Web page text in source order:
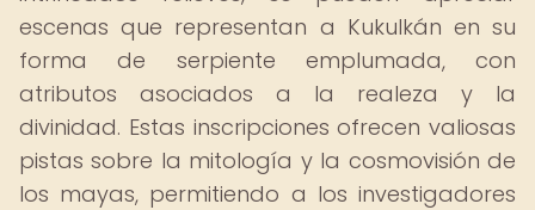
escenas que representan a Kukulkán en su
forma de serpiente emplumada, con
atributos asociados a la realeza y la
divinidad. Estas inscripciones ofrecen valiosas
pistas sobre la mitología y la cosmovisión de
los mayas, permitiendo a los investigadores